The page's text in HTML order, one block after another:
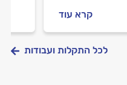
קרא עוד
לכל התקלות ועבודות